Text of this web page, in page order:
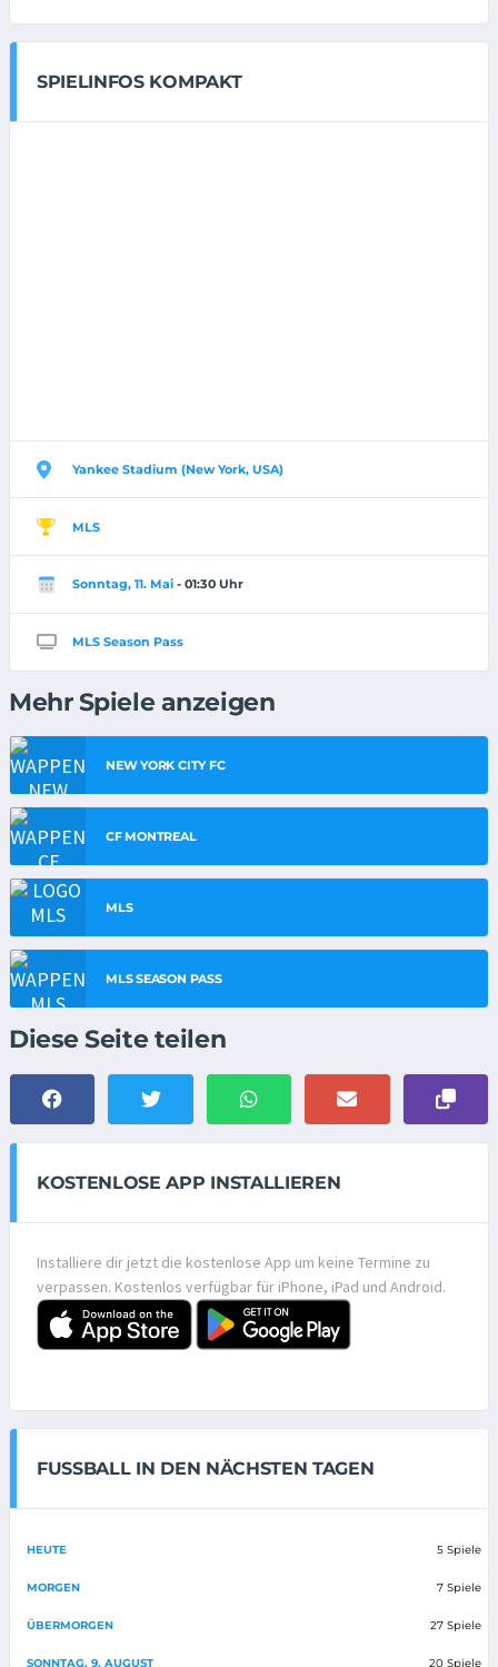
SPIELINFOS KOMPAKT
Yankee Stadium (New York, USA)
MLS
Sonntag, 11. Mai - 01:30 Uhr
MLS Season Pass
Mehr Spiele anzeigen
NEW YORK CITY FC
CF MONTREAL
MLS
MLS SEASON PASS
Diese Seite teilen
KOSTENLOSE APP INSTALLIEREN
Installiere dir jetzt die kostenlose App um keine Termine zu
verpassen. Kostenlos verfügbar für iPhone, iPad und Android.
FUSSBALL IN DEN NÄCHSTEN TAGEN
HEUTE 5 Spiele
MORGEN 7 Spiele
ÜBERMORGEN 27 Spiele
SONNTAG, 9. AUGUST 20 Spiele